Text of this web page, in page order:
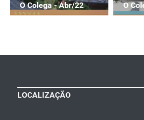
O Colega - Abr/22 O
LOCALIZAÇÃO